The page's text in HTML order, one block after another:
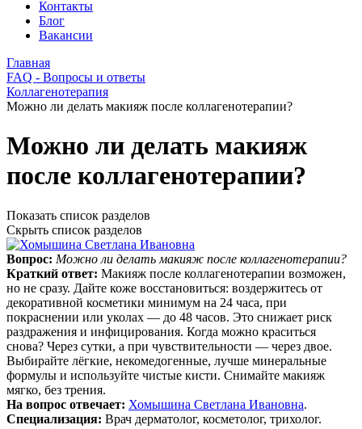
Контакты
Блог
Вакансии
Главная
FAQ - Вопросы и ответы
Коллагенотерапия
Можно ли делать макияж после коллагенотерапии?
Можно ли делать макияж
после коллагенотерапии?
Показать список разделов
Скрыть список разделов
Вопрос: Можно ли делать макияж после коллагенотерапии?
Краткий ответ: Макияж после коллагенотерапии возможен,
но не сразу. Дайте коже восстановиться: воздержитесь от
декоративной косметики минимум на 24 часа, при
покраснении или уколах — до 48 часов. Это снижает риск
раздражения и инфицирования. Когда можно краситься
снова? Через сутки, а при чувствительности — через двое.
Выбирайте лёгкие, некомедогенные, лучше минеральные
формулы и используйте чистые кисти. Снимайте макияж
мягко, без трения.
На вопрос отвечает: Хомышина Светлана Ивановна.
Специализация: Врач дерматолог, косметолог, трихолог.